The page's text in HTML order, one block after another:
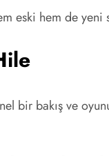
eski hem de
bir bakış ve